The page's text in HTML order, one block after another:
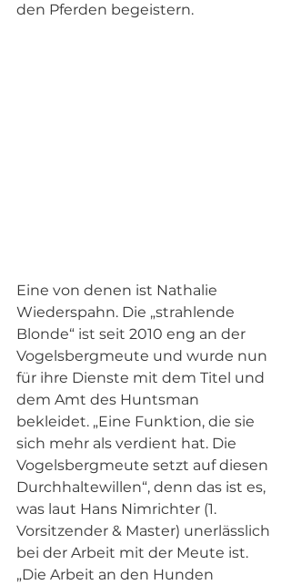
den Pferden begeistern.
Eine von denen ist Nathalie
Wiederspahn. Die „strahlende
Blonde“ ist seit 2010 eng an der
Vogelsbergmeute und wurde nun
für ihre Dienste mit dem Titel und
dem Amt des Huntsman
bekleidet. „Eine Funktion, die sie
sich mehr als verdient hat. Die
Vogelsbergmeute setzt auf diesen
Durchhaltewillen“, denn das ist es,
was laut Hans Nimrichter (1.
Vorsitzender & Master) unerlässlich
bei der Arbeit mit der Meute ist.
„Die Arbeit an den Hunden